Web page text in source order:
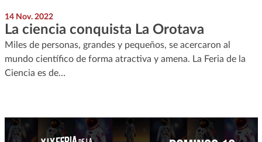
14 Nov. 2022
La ciencia conquista La Orotava
Miles de personas, grandes y pequeños, se acercaron al
mundo científico de forma atractiva y amena. La Feria de la
Ciencia es de…